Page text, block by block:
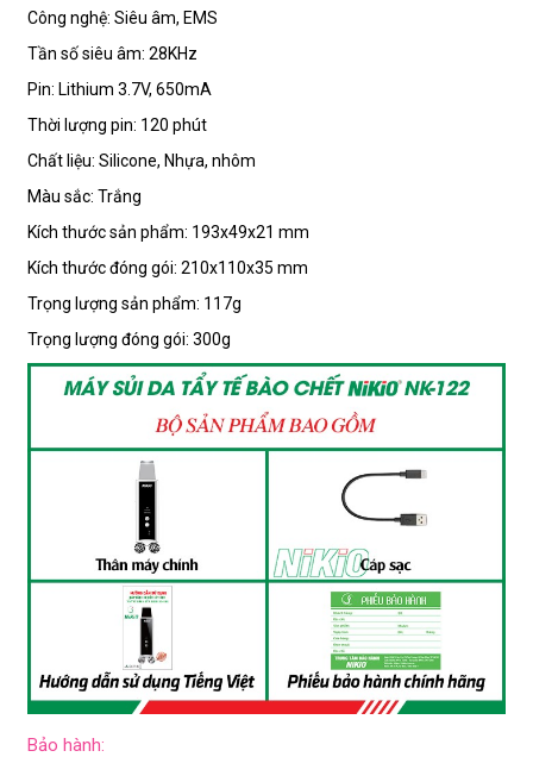
Công nghệ: Siêu âm, EMS
Tần số siêu âm: 28KHz
Pin: Lithium 3.7V, 650mA
Thời lượng pin: 120 phút
Chất liệu: Silicone, Nhựa, nhôm
Màu sắc: Trắng
Kích thước sản phẩm: 193x49x21 mm
Kích thước đóng gói: 210x110x35 mm
Trọng lượng sản phẩm: 117g
Trọng lượng đóng gói: 300g
Bảo hành: